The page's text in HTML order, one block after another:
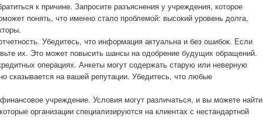
к причине. Запросите разъяснения у учреждения, которое
понять, что именно стало проблемой: высокий уровень долга,
Убедитесь, что информация актуальна и без ошибок. Если
их. Это может повысить шансы на одобрение будущих обращений.
операциях. Анкеты могут содержать старую или неверную
сказывается на вашей репутации. Убедитесь, что любые
учреждение. Условия могут различаться, и вы можете найти
организации специализируются на клиентах с нестандартной